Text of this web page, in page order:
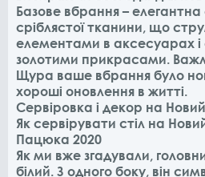
Базове вбрання –
сріблястої тканини, що
елементами в аксесуарах
золотими прикрасами.
Щура ваше вбрання було
хороші оновлення в житті.
Сервіровка і декор на
Як сервірувати стіл на
Пацюка 2020
Як ми вже згадували,
білий. З одного боку, він